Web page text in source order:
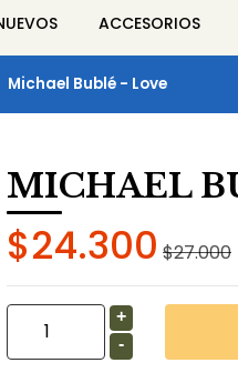
ACCESORIOS
Michael Bublé - Love
MICHAEL
$24.300 $27.000
+
-